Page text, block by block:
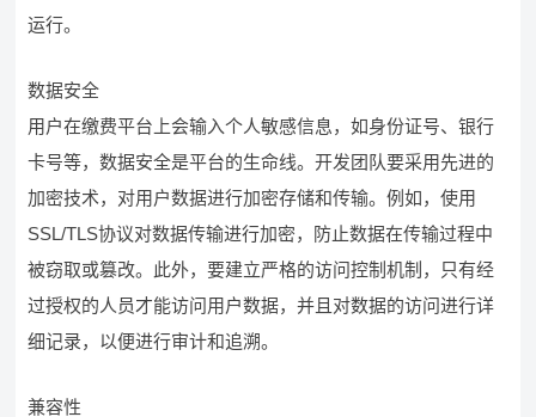
运行。
数据安全
用户在缴费平台上会输入个人敏感信息，如身份证号、银行
卡号等，数据安全是平台的生命线。开发团队要采用先进的
加密技术，对用户数据进行加密存储和传输。例如，使用
SSL/TLS协议对数据传输进行加密，防止数据在传输过程中
被窃取或篡改。此外，要建立严格的访问控制机制，只有经
过授权的人员才能访问用户数据，并且对数据的访问进行详
细记录，以便进行审计和追溯。
兼容性